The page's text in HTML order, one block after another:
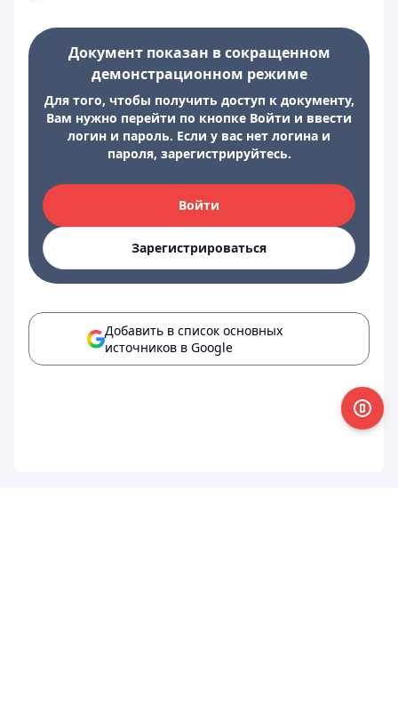
Документ показан в сокращенном
демонстрационном режиме
Для того, чтобы получить доступ к документу,
Вам нужно перейти по кнопке Войти и ввести
логин и пароль. Если у вас нет логина и
пароля, зарегистрируйтесь.
Войти
Зарегистрироваться
Добавить в список основных
источников в Google